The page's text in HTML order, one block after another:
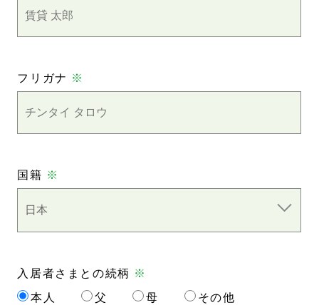
フリガナ ※
国籍 ※
入居者さまとの続柄 ※
本人
父 母 その他